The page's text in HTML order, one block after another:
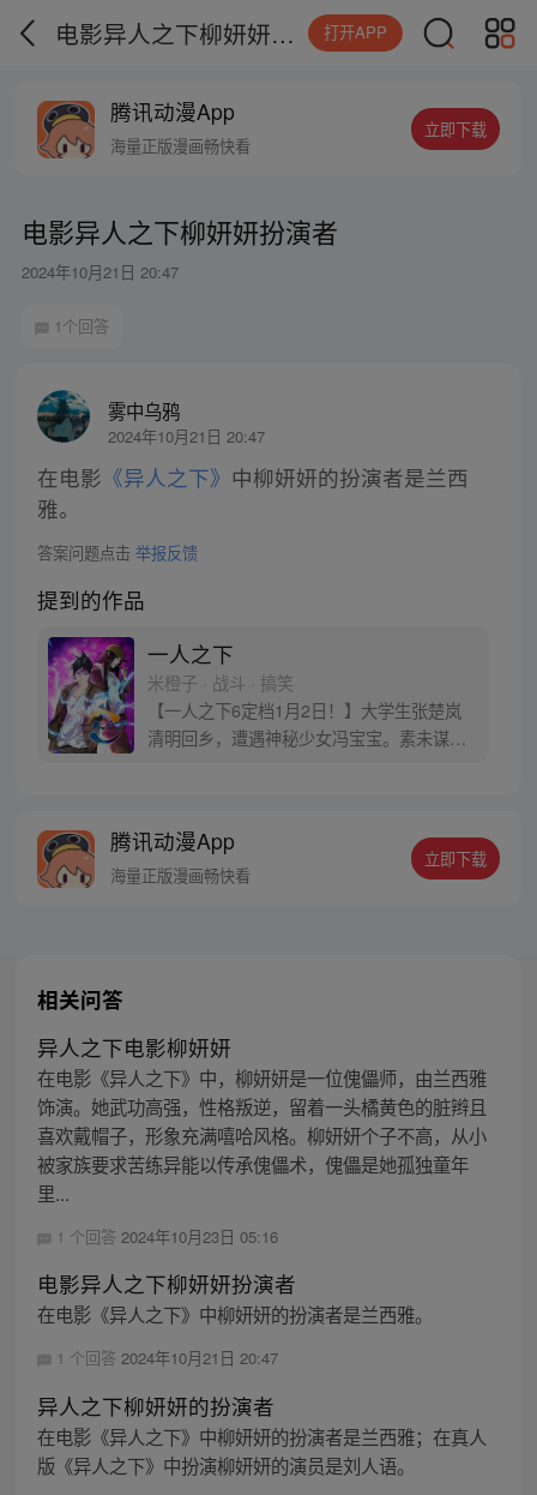
电影异人之下柳妍妍扮演者 打开APP
腾讯动漫App
海量正版漫画畅快看
立即下载
电影异人之下柳妍妍扮演者
2024年10月21日 20:47
1个回答
雾中乌鸦
2024年10月21日 20:47
在电影 《异人之下》 中柳妍妍的扮演者是兰西
雅。
答案问题点击 举报反馈
提到的作品
一人之下
米橙子 · 战斗 · 搞笑
【一人之下6定档1月2日！】大学生张楚岚
清明回乡，遭遇神秘少女冯宝宝。素未谋面
密，张楚岚的生活被彻底颠覆，与冯宝宝一
同踏上“异人”之旅。
腾讯动漫App
海量正版漫画畅快看
立即下载
相关问答
异人之下电影柳妍妍
在电影《异人之下》中，柳妍妍是一位傀儡师，由兰西雅
饰演。她武功高强，性格叛逆，留着一头橘黄色的脏辫且
喜欢戴帽子，形象充满嘻哈风格。柳妍妍个子不高，从小
被家族要求苦练异能以传承傀儡术，傀儡是她孤独童年
里...
1 个回答 2024年10月23日 05:16
电影异人之下柳妍妍扮演者
在电影《异人之下》中柳妍妍的扮演者是兰西雅。
1 个回答 2024年10月21日 20:47
异人之下柳妍妍的扮演者
在电影《异人之下》中柳妍妍的扮演者是兰西雅；在真人
版《异人之下》中扮演柳妍妍的演员是刘人语。